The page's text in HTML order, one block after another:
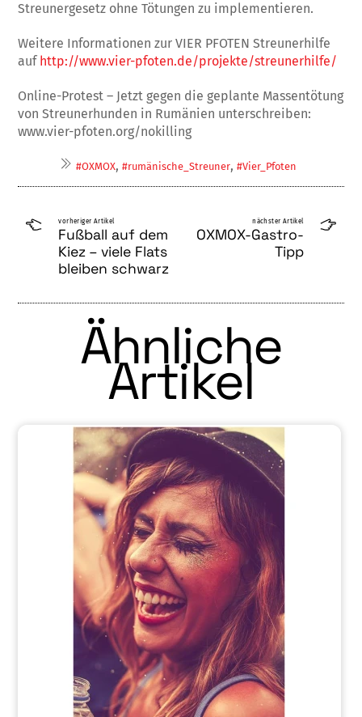
Streunergesetz ohne Tötungen zu implementieren.
Weitere Informationen zur VIER PFOTEN Streunerhilfe
auf http://www.vier-pfoten.de/projekte/streunerhilfe/
Online-Protest – Jetzt gegen die geplante Massentötung
von Streunerhunden in Rumänien unterschreiben:
www.vier-pfoten.org/nokilling
#OXMOX,#rumänische_Streuner,#Vier_Pfoten
vorheriger Artikel
Fußball auf dem
Kiez – viele Flats
blei­ben schwarz
nächster Artikel
OXMOX-Gastro-
Tipp
Ähnliche
Artikel